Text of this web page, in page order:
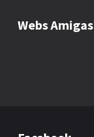
Webs Amigas